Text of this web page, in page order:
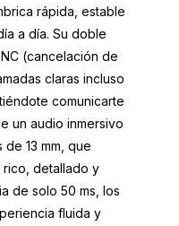
rápida, estable
a día. Su doble
(cancelación de
claras incluso
comunicarte
un audio inmersivo
13 mm, que
detallado y
de solo 50 ms, los
fluida y